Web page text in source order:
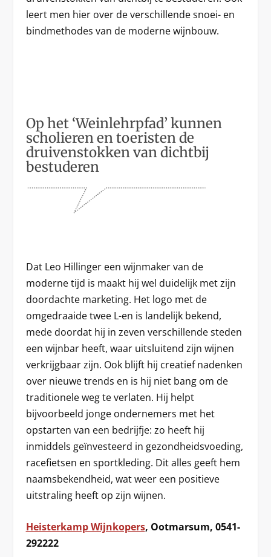
leert men hier over de verschillende snoei- en
bindmethodes van de moderne wijnbouw.
Op het ‘Weinlehrpfad’ kunnen
scholieren en toeristen de
druivenstokken van dichtbij
bestuderen
Dat Leo Hillinger een wijnmaker van de
moderne tijd is maakt hij wel duidelijk met zijn
doordachte marketing. Het logo met de
omgedraaide twee L-en is landelijk bekend,
mede doordat hij in zeven verschillende steden
een wijnbar heeft, waar uitsluitend zijn wijnen
verkrijgbaar zijn. Ook blijft hij creatief nadenken
over nieuwe trends en is hij niet bang om de
traditionele weg te verlaten. Hij helpt
bijvoorbeeld jonge ondernemers met het
opstarten van een bedrijfje: zo heeft hij
inmiddels geïnvesteerd in gezondheidsvoeding,
racefietsen en sportkleding. Dit alles geeft hem
naamsbekendheid, wat weer een positieve
uitstraling heeft op zijn wijnen.
Heisterkamp Wijnkopers, Ootmarsum, 0541-
292222